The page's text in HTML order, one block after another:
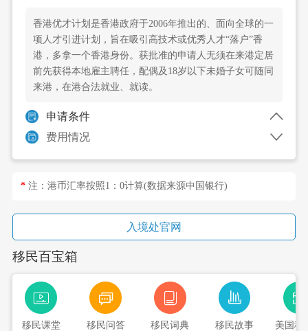
香港优才计划是香港政府于2006年推出的、面向全球的一
项人才引进计划，旨在吸引高技术或优秀人才“落户”香
港，多拿一个香港身份。获批准的申请人无须在来港定居
前先获得本地雇主聘任，配偶及18岁以下未婚子女可随同
来港，在港合法就业、就读。
申请条件
费用情况
*注：港币汇率按照1： 0计算(数据来源中国银行)
入境处官网
移民百宝箱
移民课堂 移民问答 移民词典 移民故事
美国移